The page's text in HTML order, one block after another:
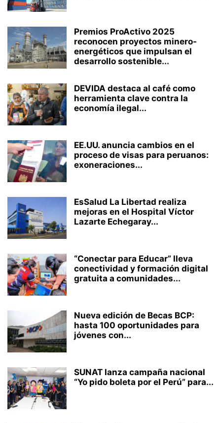
Premios ProActivo 2025
reconocen proyectos minero-
energéticos que impulsan el
desarrollo sostenible...
DEVIDA destaca al café como
herramienta clave contra la
economía ilegal...
EE.UU. anuncia cambios en el
proceso de visas para peruanos:
exoneraciones...
EsSalud La Libertad realiza
mejoras en el Hospital Víctor
Lazarte Echegaray...
“Conectar para Educar” lleva
conectividad y formación digital
gratuita a comunidades...
Nueva edición de Becas BCP:
hasta 100 oportunidades para
jóvenes con...
SUNAT lanza campaña nacional
“Yo pido boleta por el Perú” para...